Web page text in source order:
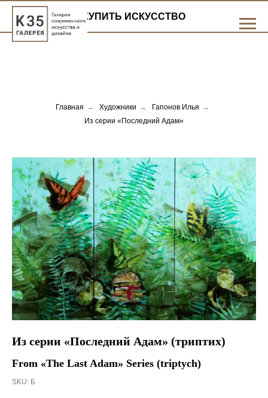
КУПИТЬ ИСКУССТВО
Главная → Художники → Гапонов Илья →
Из серии «Последний Адам»
Из серии «Последний Адам» (триптих)
From «The Last Adam» Series (triptych)
SKU: Б